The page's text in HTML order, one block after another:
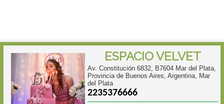
ESPACIO VELVET
Av. Constitución 6832, B7604 Mar del Plata,
Provincia de Buenos Aires, Argentina, Mar
del Plata
2235376666